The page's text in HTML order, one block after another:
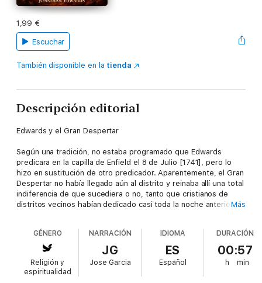
1,99 €
Escuchar
También disponible en la tienda
Descripción editorial
Edwards y el Gran Despertar
Según una tradición, no estaba programado que Edwards
predicara en la capilla de Enfield el 8 de Julio [1741], pero lo
hizo en sustitución de otro predicador. Aparentemente, el Gran
Despertar no había llegado aún al distrito y reinaba allí una total
indiferencia de que sucediera o no, tanto que cristianos de
distritos vecinos habían dedicado casi toda la noche anterior a
su texto Deuteronomio 32:35: “A su tiempo su pie resbalará”,
repitiendo un sermón que había predicado en su propia iglesia
poco antes sobre el tema: “Pecadores en manos de un Dios
airado”. [Eleazer] Wheelock reportó a [Benjamín] Trumbull
cómo los presentes, que había caracterizado como “indiferente
Más
GÉNERO
Religión y
espiritualidad
NARRACIÓN
JG
Jose Garcia
IDIOMA
ES
Español
DURACIÓN
00:57
h min